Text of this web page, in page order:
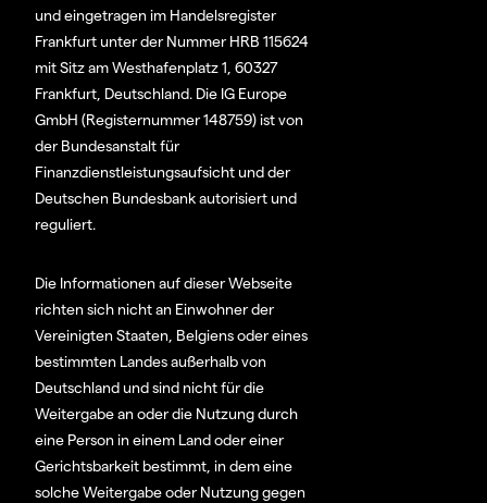
und eingetragen im Handelsregister
Frankfurt unter der Nummer HRB 115624
mit Sitz am Westhafenplatz 1, 60327
Frankfurt, Deutschland. Die IG Europe
GmbH (Registernummer 148759) ist von
der Bundesanstalt für
Finanzdienstleistungsaufsicht und der
Deutschen Bundesbank autorisiert und
reguliert.
Die Informationen auf dieser Webseite
richten sich nicht an Einwohner der
Vereinigten Staaten, Belgiens oder eines
bestimmten Landes außerhalb von
Deutschland und sind nicht für die
Weitergabe an oder die Nutzung durch
eine Person in einem Land oder einer
Gerichtsbarkeit bestimmt, in dem eine
solche Weitergabe oder Nutzung gegen